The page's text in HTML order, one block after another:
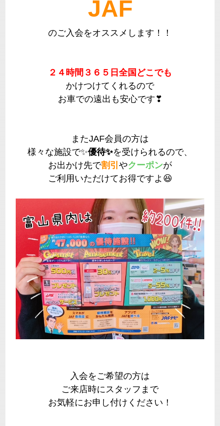
JAF
のご入会をオススメします！！
２４時間３６５日 全国どこでも
かけつけてくれるので
お車での遠出も安心です❣
またJAF会員の方は
様々な施設で✨優待✨を受けられるので、
お出かけ先で割引 やクーポンが
ご利用いただけてお得ですよ😆
入会をご希望の方は
ご来店時にスタッフまで
お気軽にお申し付けください！